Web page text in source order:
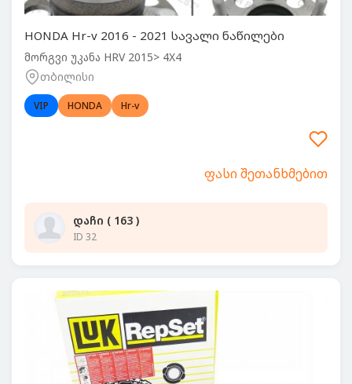
HONDA Hr-v 2016 - 2021 სავალი ნაწილები
მორგვი უკანა HRV 2015> 4X4
თბილისი
VIP HONDA Hr-v
ფასი შეთანხმებით
დაჩი ( 163 )
ID 32